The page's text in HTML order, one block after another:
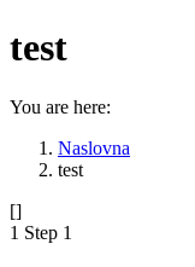
test
You are here:
Naslovna
test
[]
1 Step 1